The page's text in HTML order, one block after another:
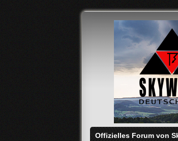
Offizielles Forum von